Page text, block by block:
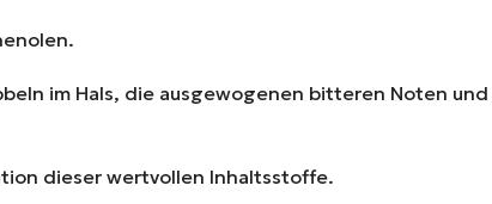
im Hals, die ausgewogenen bitteren Noten und
dieser wertvollen Inhaltsstoffe.